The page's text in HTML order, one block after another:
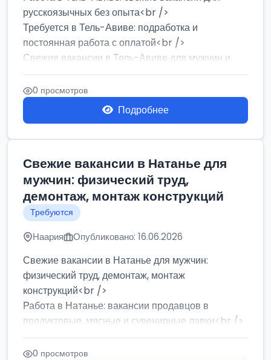
русскоязычных без опыта<br />
Требуется в Тель-Авиве: подработка и
постоянная работа с оплатой<br />
Свежие вакансии в Тель-Авиве для мужчин и
женщин от хозя...
0 просмотров
Подробнее
Свежие вакансии в Натанье для
мужчин: физический труд,
демонтаж, монтаж конструкций
Требуются
Наария Опубликовано: 16.06.2026
Свежие вакансии в Натанье для мужчин:
физический труд, демонтаж, монтаж
конструкций<br />
Работа в Натанье: вакансии продавцов в
продуктовые, мясные и сувенирные лавки<br />
Разнорабочий на сборку м...
0 просмотров